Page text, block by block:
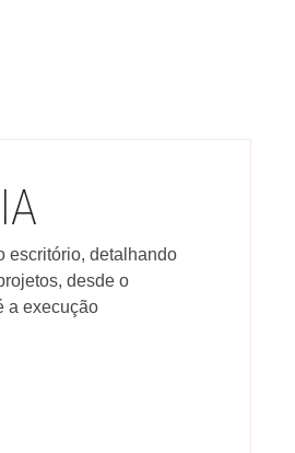
escritório, detalhando
desde o
a execução